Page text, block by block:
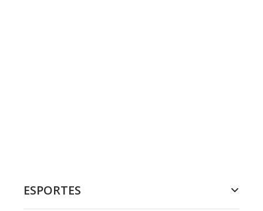
ESPORTES